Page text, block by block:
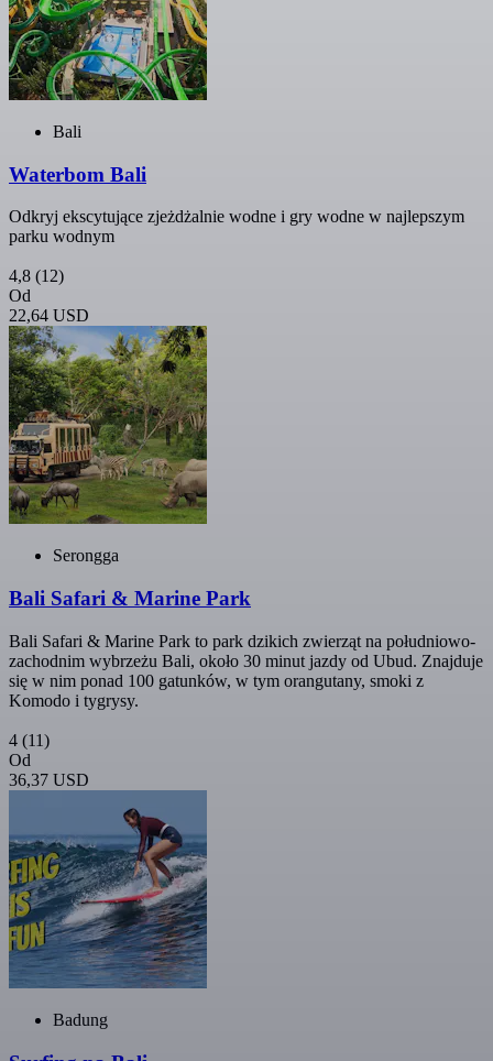
Bali
Waterbom Bali
Odkryj ekscytujące zjeżdżalnie wodne i gry wodne w najlepszym
parku wodnym
4,8 (12)
Od
22,64 USD
Serongga
Bali Safari & Marine Park
Bali Safari & Marine Park to park dzikich zwierząt na południowo-
zachodnim wybrzeżu Bali, około 30 minut jazdy od Ubud. Znajduje
się w nim ponad 100 gatunków, w tym orangutany, smoki z
Komodo i tygrysy.
4 (11)
Od
36,37 USD
Badung